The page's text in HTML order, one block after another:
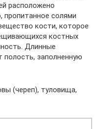
расположено
пропитанное солями
кости, которое
костных
Длинные
заполненную
(череп), туловища,